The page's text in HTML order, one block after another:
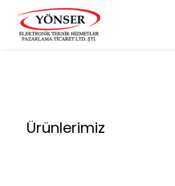
Ürünlerimiz